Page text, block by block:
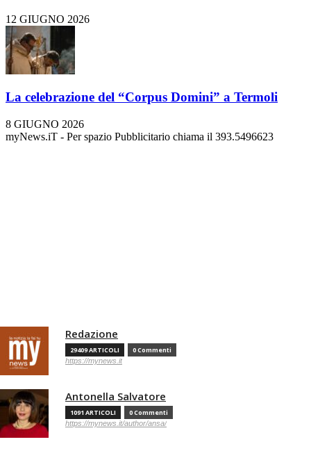
12 GIUGNO 2026
La celebrazione del “Corpus Domini” a Termoli
8 GIUGNO 2026
myNews.iT - Per spazio Pubblicitario chiama il 393.5496623
Redazione
29409 ARTICOLI 0 Commenti
https://mynews.it
Antonella Salvatore
1091 ARTICOLI 0 Commenti
https://mynews.it/author/ansa/